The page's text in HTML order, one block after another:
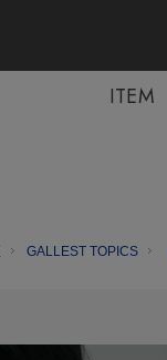
ITEM
GALLEST TOPICS